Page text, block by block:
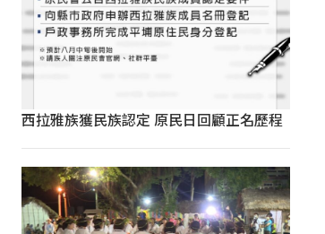
西拉雅族獲民族認定 原民日回顧正名歷程